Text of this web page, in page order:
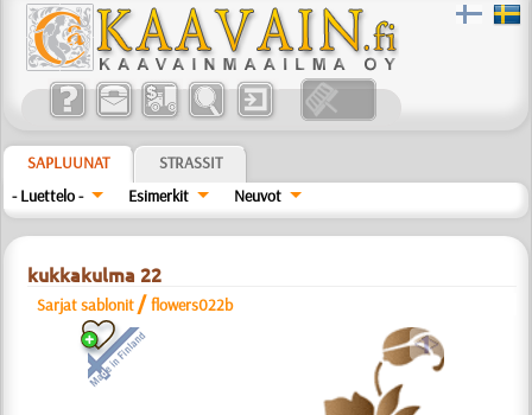
SAPLUUNAT
STRASSIT
- Luettelo -
Esimerkit Neuvot
kukkakulma 22
Sarjat sablonit /flowers022b
a